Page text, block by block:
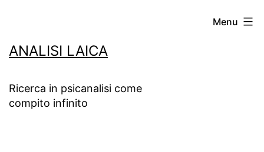
contenuto
ANALISI LAICA
Ricerca in psicanalisi come
compito infinito
Menu